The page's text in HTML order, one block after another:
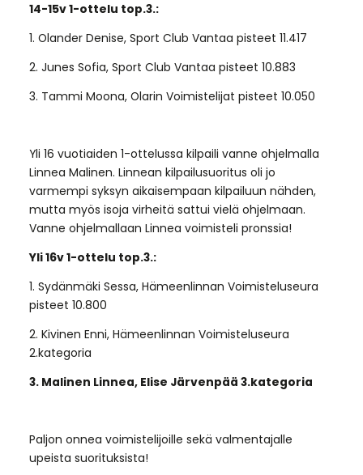
14-15v 1-ottelu top.3.:
1. Olander Denise, Sport Club Vantaa pisteet 11.417
2. Junes Sofia, Sport Club Vantaa pisteet 10.883
3. Tammi Moona, Olarin Voimistelijat pisteet 10.050
Yli 16 vuotiaiden 1-ottelussa kilpaili vanne ohjelmalla
Linnea Malinen. Linnean kilpailusuoritus oli jo
varmempi syksyn aikaisempaan kilpailuun nähden,
mutta myös isoja virheitä sattui vielä ohjelmaan.
Vanne ohjelmallaan Linnea voimisteli pronssia!
Yli 16v 1-ottelu top.3.:
1. Sydänmäki Sessa, Hämeenlinnan Voimisteluseura
pisteet 10.800
2. Kivinen Enni, Hämeenlinnan Voimisteluseura
2.kategoria
3. Malinen Linnea, Elise Järvenpää 3.kategoria
Paljon onnea voimistelijoille sekä valmentajalle
upeista suorituksista!